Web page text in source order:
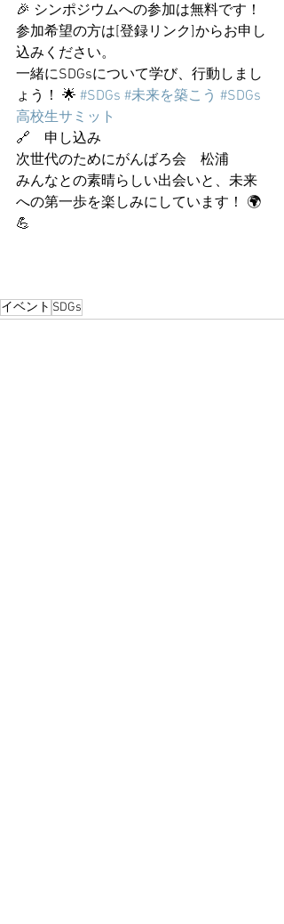
🎉 シンポジウムへの参加は無料です！
参加希望の方は[登録リンク]からお申し
込みください。
一緒にSDGsについて学び、行動しまし
ょう！ 🌟 #SDGs #未来を築こう #SDGs
高校生サミット
🔗　申し込み
次世代のためにがんばろ会　松浦
みんなとの素晴らしい出会いと、未来
への第一歩を楽しみにしています！ 🌍
💪
イベント SDGs